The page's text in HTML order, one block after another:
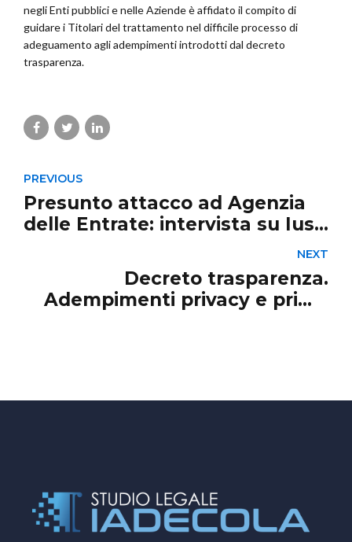
negli Enti pubblici e nelle Aziende è affidato il compito di
guidare i Titolari del trattamento nel difficile processo di
adeguamento agli adempimenti introdotti dal decreto
trasparenza.
PREVIOUS
Presunto attacco ad Agenzia
delle Entrate: intervista su Ius
NEXT
Decreto trasparenza.
Adempimenti privacy e prime